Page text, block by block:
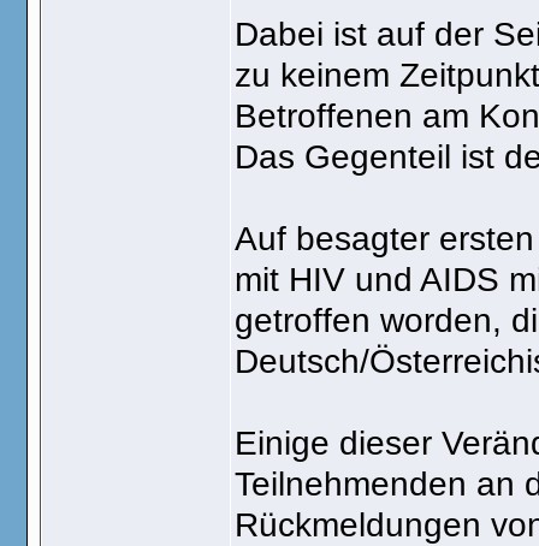
Dabei ist auf der
zu keinem
Betroffenen am
Das Gegenteil ist
Auf besagter
mit HIV und AIDS
getroffen worden,
Deutsch/
Einige dieser
Teilnehmenden an
Rückmeldungen